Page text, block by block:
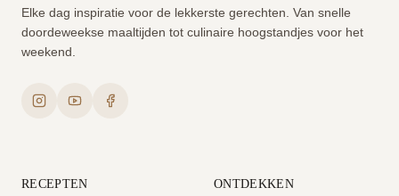
Elke dag inspiratie voor de lekkerste gerechten. Van snelle
doordeweekse maaltijden tot culinaire hoogstandjes voor het
weekend.
RECEPTEN ONTDEKKEN